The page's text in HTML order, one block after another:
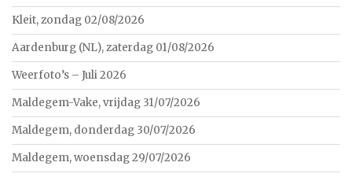
Kleit, zondag 02/08/2026
Aardenburg (NL), zaterdag 01/08/2026
Weerfoto’s – Juli 2026
Maldegem-Vake, vrijdag 31/07/2026
Maldegem, donderdag 30/07/2026
Maldegem, woensdag 29/07/2026